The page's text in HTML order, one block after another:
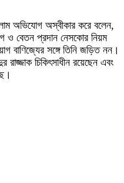
অভিযোগ অস্বীকার করে বলেন,
ও বেতন প্রদান নেসকোর নিয়ম
বাণিজ্যের সঙ্গে তিনি জড়িত নন।
চিকিৎসাধীন রয়েছেন এবং